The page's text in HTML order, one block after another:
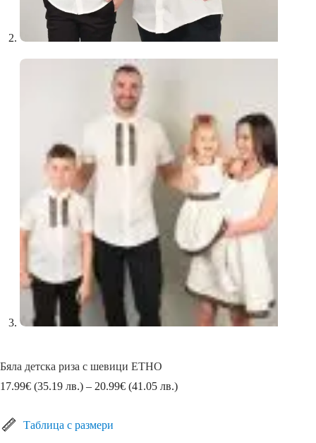
Бяла детска риза с шевици ЕТНО
17.99€ (35.19 лв.) – 20.99€ (41.05 лв.)Price
Таблица с размери